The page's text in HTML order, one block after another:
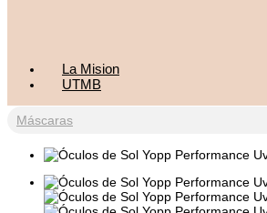
La Mision
UTMB
Máscaras